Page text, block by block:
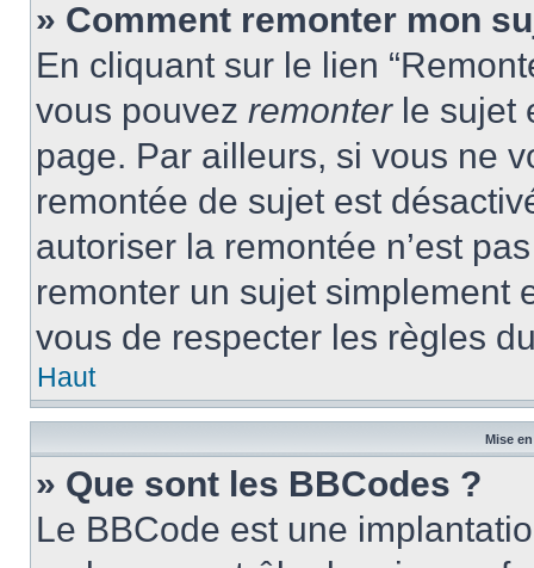
» Comment remonter mon
En cliquant sur le lien
vous pouvez remonterle sujet
page. Par ailleurs, si vous ne
remontée de sujet est
autoriser la remontée n’est
remonter un sujet simplement
vous de respecter les règles
Haut
Mise
» Que sont les BBCodes ?
Le BBCode est une